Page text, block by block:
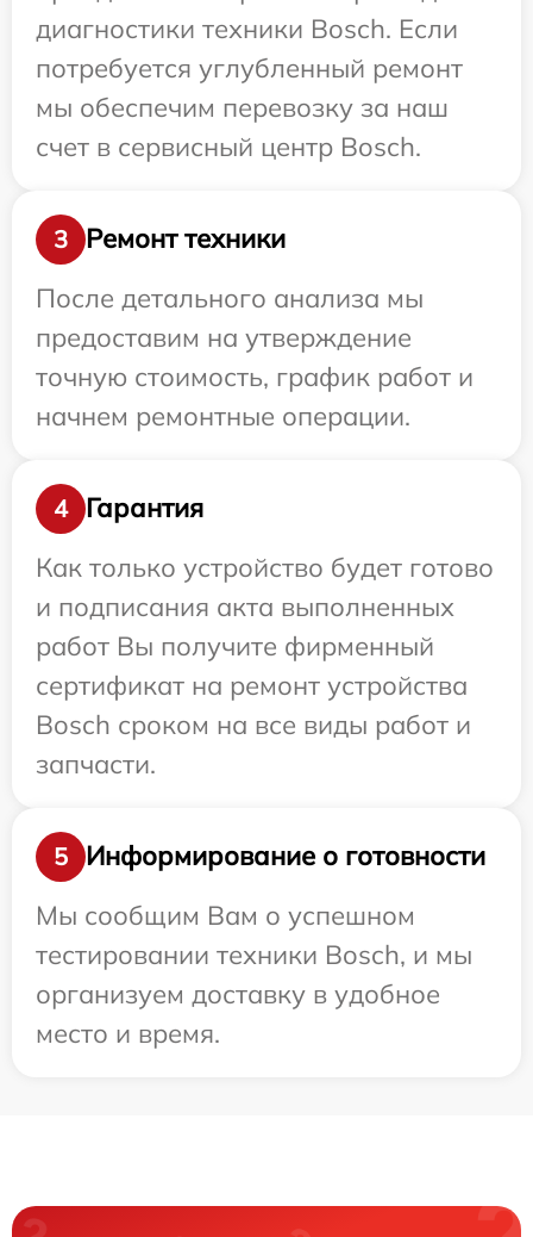
диагностики техники Bosch. Если
потребуется углубленный ремонт
мы обеспечим перевозку за наш
счет в сервисный центр Bosch.
3
Ремонт техники
После детального анализа мы
предоставим на утверждение
точную стоимость, график работ и
начнем ремонтные операции.
4
Гарантия
Как только устройство будет готово
и подписания акта выполненных
работ Вы получите фирменный
сертификат на ремонт устройства
Bosch сроком на все виды работ и
запчасти.
5
Информирование о готовности
Мы сообщим Вам о успешном
тестировании техники Bosch, и мы
организуем доставку в удобное
место и время.